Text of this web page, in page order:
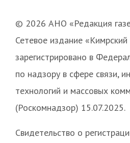
© 2026 АНО «Редакция
Сетевое издание «Кимрский
зарегистрировано в
по надзору в сфере связи,
технологий и массовых
(Роскомнадзор) 15.07.2025.
Свидетельство о